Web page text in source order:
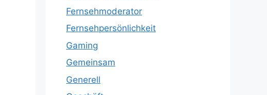
Fernsehmoderator
Fernsehpersönlichkeit
Gaming
Gemeinsam
Generell